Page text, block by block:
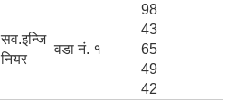
सव.इन्जि
नियर
वडा नं. १
98
43
65
49
42